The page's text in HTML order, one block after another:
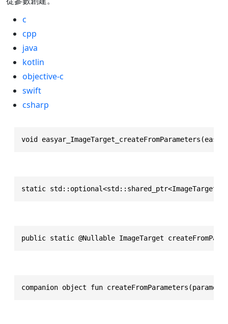
c
cpp
java
kotlin
objective-c
swift
csharp
void
static std::optional<std::shared_ptr<ImageTarget>>
public static @Nullable ImageTarget
companion object fun